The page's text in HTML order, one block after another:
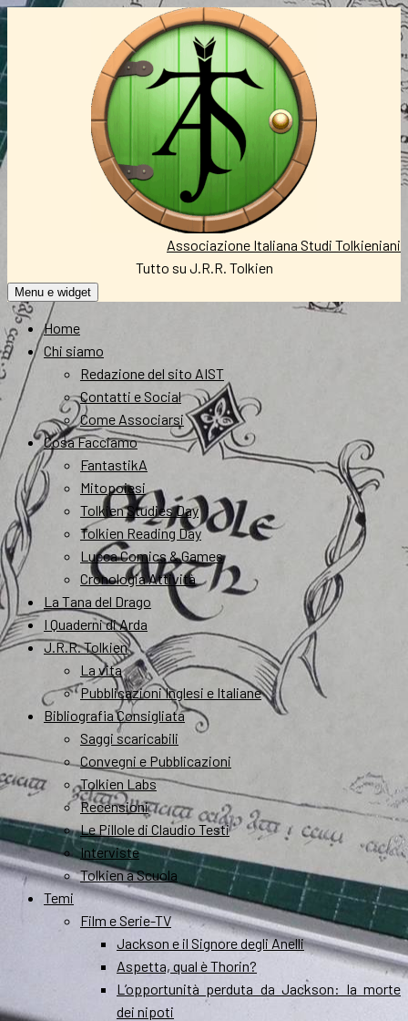
Vai
contenuto
Associazione Italiana Studi Tolkieniani
Tutto su J.R.R. Tolkien
Menu e widget
Home
Chi siamo
Redazione del sito AIST
Contatti e Social
Come Associarsi
Cosa Facciamo
FantastikA
Mitopoiesi
Tolkien Studies Day
Tolkien Reading Day
Lucca Comics & Games
Cronologia Attività
La Tana del Drago
I Quaderni di Arda
J.R.R. Tolkien
La vita
Pubblicazioni Inglesi e Italiane
Bibliografia Consigliata
Saggi scaricabili
Convegni e Pubblicazioni
Tolkien Labs
Recensioni
Le Pillole di Claudio Testi
Interviste
Tolkien a Scuola
Temi
Film e Serie-TV
Jackson e il Signore degli Anelli
Aspetta, qual è Thorin?
L’opportunità perduta da Jackson: la morte
dei nipoti